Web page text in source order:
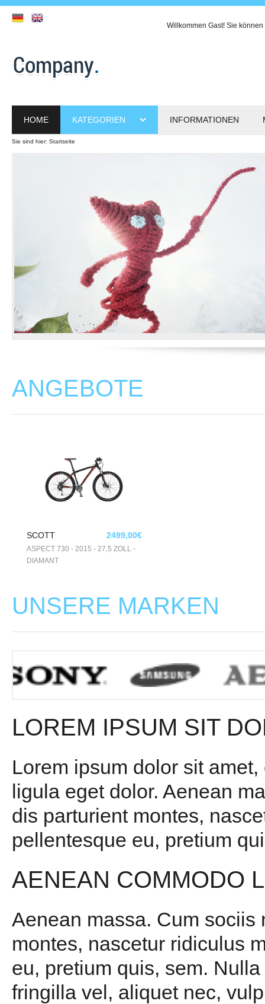
Willkommen Gast! Sie
HOME KATEGORIEN INFORMATIONEN
Sie sind hier: Startseite
ANGEBOTE
SCOTT 2499,00€
ASPECT 730 - 2015 - 27,5 ZOLL -
DIAMANT
UNSERE MARKEN
LOREM IPSUM SIT
Lorem ipsum dolor sit
ligula eget dolor. Aenean
dis parturient montes,
pellentesque eu, pretium
AENEAN COMMODO
Aenean massa. Cum
montes, nascetur ridiculus
eu, pretium quis, sem.
fringilla vel, aliquet nec,